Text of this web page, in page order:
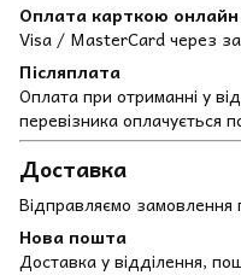
Оплата карткою онлайн
Visa / MasterCard через
Післяплата
Оплата при отриманні у
перевізника оплачується
Доставка
Відправляємо замовлення
Нова пошта
Доставка у відділення,